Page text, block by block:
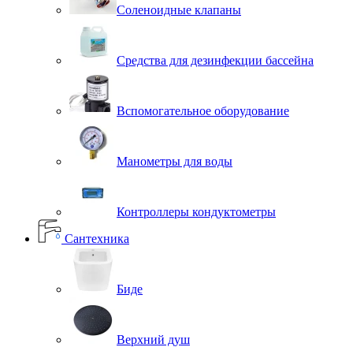
Соленоидные клапаны
Средства для дезинфекции бассейна
Вспомогательное оборудование
Манометры для воды
Контроллеры кондуктометры
Сантехника
Биде
Верхний душ